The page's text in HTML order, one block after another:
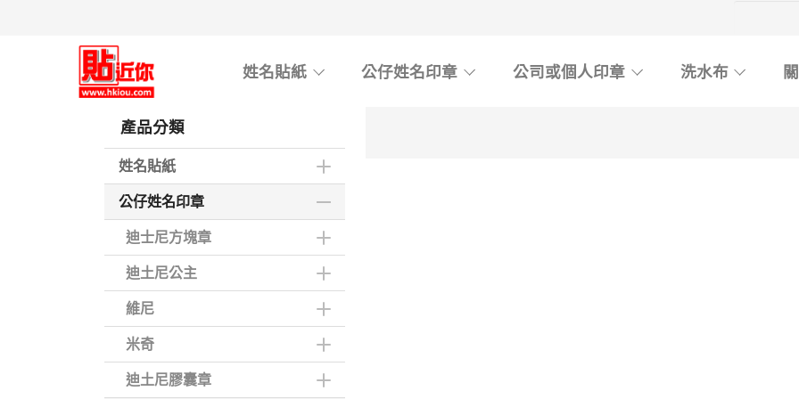
姓名貼紙 公仔姓名印章 公司或個人印章 洗水布
產品分類
姓名貼紙
公仔姓名印章
迪士尼方塊章
迪土尼公主
維尼
米奇
迪土尼膠囊章